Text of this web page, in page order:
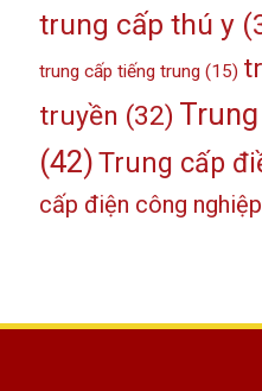
trung cấp thú y
trung cấp tiếng trung (15)
truyền (32)
(42)Trung cấp
cấp điện công nghiệp